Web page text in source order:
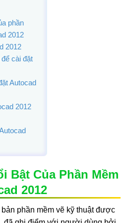
phần
2012
2012
cài đặt
Autocad
2012
Bật Của Phần Mềm
2012
bản phần mềm vẽ kỹ thuật được